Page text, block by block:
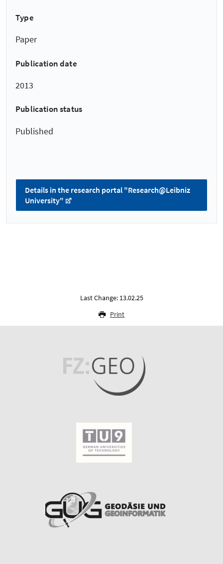
Type
Paper
Publication date
2013
Publication status
Published
Details in the research portal "Research@Leibniz
University"
Last Change: 13.02.25
Print